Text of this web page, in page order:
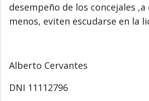
desempeño de los concejales
menos, eviten escudarse en la
Alberto Cervantes
DNI 11112796